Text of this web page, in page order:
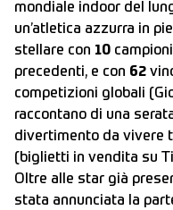
mondiale indoor del
un’atletica azzurra in
stellare con 10
precedenti, e con 62
competizioni globali
raccontano di una
divertimento da vivere
(biglietti in vendita su
Oltre alle star già
stata annunciata la